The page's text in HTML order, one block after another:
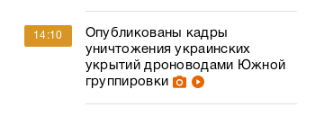
14:10
Опубликованы кадры
уничтожения украинских
укрытий дроноводами Южной
группировки